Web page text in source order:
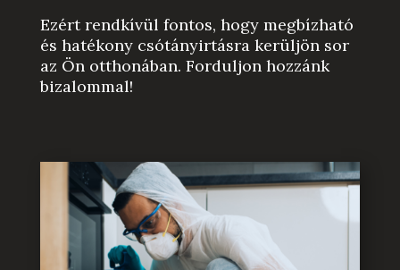
Ezért rendkívül fontos, hogy megbízható
és hatékony csótányirtásra kerüljön sor
az Ön otthonában. Forduljon hozzánk
bizalommal!